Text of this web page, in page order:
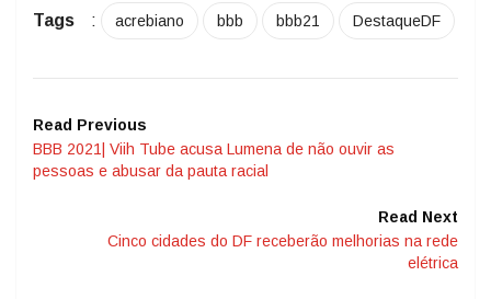
Tags : acrebiano bbb bbb21 DestaqueDF
Read Previous
BBB 2021| Viih Tube acusa Lumena de não ouvir as
pessoas e abusar da pauta racial
Read Next
Cinco cidades do DF receberão melhorias na rede
elétrica